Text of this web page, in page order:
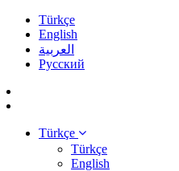
Türkçe
English
العربية
Pусский
Türkçe
Türkçe
English